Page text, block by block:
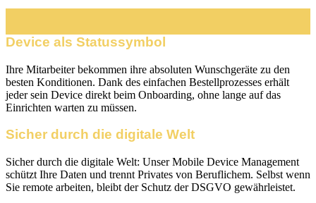
Device als Statussymbol
Ihre Mitarbeiter bekommen ihre absoluten Wunschgeräte zu den
besten Konditionen. Dank des einfachen Bestellprozesses erhält
jeder sein Device direkt beim Onboarding, ohne lange auf das
Einrichten warten zu müssen.
Sicher durch die digitale Welt
Sicher durch die digitale Welt: Unser Mobile Device Management
schützt Ihre Daten und trennt Privates von Beruflichem. Selbst wenn
Sie remote arbeiten, bleibt der Schutz der DSGVO gewährleistet.